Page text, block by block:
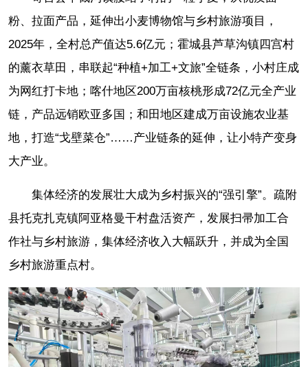
粉、拉面产品，延伸出小麦博物馆与乡村旅游项目，
2025年，全村总产值达5.6亿元；霍城县芦草沟镇四宫村
的薰衣草田，串联起“种植+加工+文旅”全链条，小村庄成
为网红打卡地；喀什地区200万亩核桃形成72亿元全产业
链，产品远销欧亚多国；和田地区建成万亩设施农业基
地，打造“戈壁菜仓”……产业链条的延伸，让小特产变身
大产业。
集体经济的发展壮大成为乡村振兴的“强引擎”。疏附
县托克扎克镇阿亚格曼干村盘活资产，发展扫帚加工合
作社与乡村旅游，集体经济收入大幅跃升，并成为全国
乡村旅游重点村。